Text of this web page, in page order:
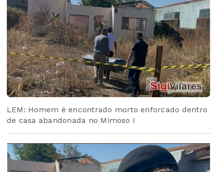
LEM: Homem é encontrado morto enforcado dentro
de casa abandonada no Mimoso I